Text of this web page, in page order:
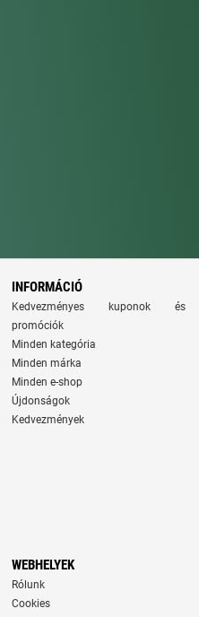
INFORMÁCIÓ
Kedvezményes kuponok és
promóciók
Minden kategória
Minden márka
Minden e-shop
Újdonságok
Kedvezmények
WEBHELYEK
Rólunk
Cookies